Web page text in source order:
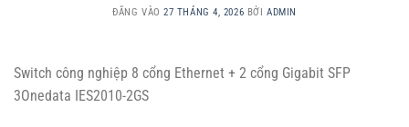
ĐĂNG VÀO27 THÁNG 4, 2026 BỞI ADMIN
Switch công nghiệp 8 cổng Ethernet + 2 cổng Gigabit SFP
3Onedata IES2010-2GS